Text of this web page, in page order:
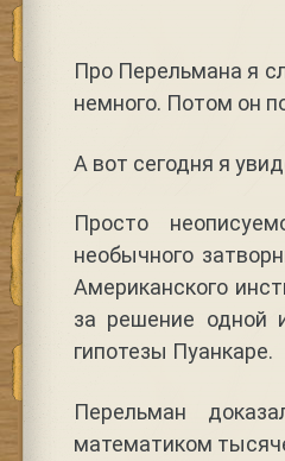
Про Перельмана я
немного. Потом он
А вот сегодня я
Просто
необычного
Американского
за решение одной
гипотезы Пуанкаре.
Перельман
математиком